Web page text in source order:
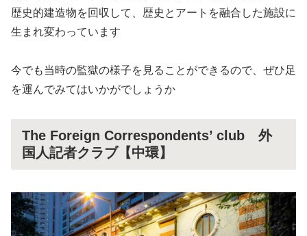
歴史的建造物を回収して、歴史とアートを融合した施設に
生まれ変わっています
今でも当時の監獄の様子を見ることができるので、ぜひ足
を運んでみてはいかがでしょうか
The Foreign Correspondents’ club 外
国人記者クラブ【中環】